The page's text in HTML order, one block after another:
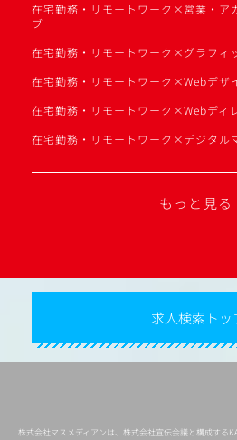
在宅勤務・リモートワーク×営業・ア
ブ
在宅勤務・リモートワーク×グラフィ
在宅勤務・リモートワーク×Webデザ
在宅勤務・リモートワーク×Webディ
在宅勤務・リモートワーク×デジタル
もっと見る
求人検索トッ
株式会社マスメディアンは、株式会社宣伝会議と構成する